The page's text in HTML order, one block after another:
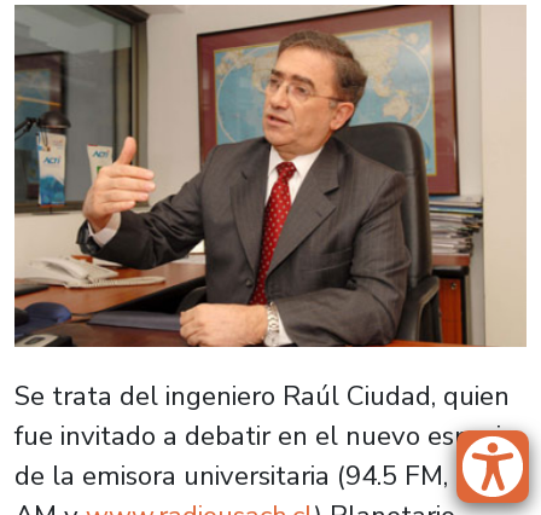
Se trata del ingeniero Raúl Ciudad, quien
fue invitado a debatir en el nuevo espacio
de la emisora universitaria (94.5 FM, 124